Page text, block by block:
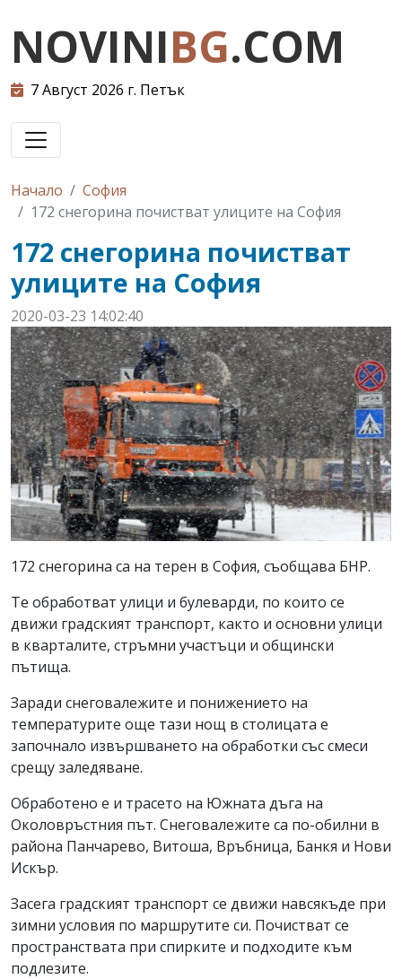
NOVINIBG.COM
7 Август 2026 г. Петък
Начало
София
172 снегорина почистват улиците на София
172 снегорина почистват
улиците на София
2020-03-23 14:02:40
172 снегорина са на терен в София, съобщава БНР.
Те обработват улици и булеварди, по които се
движи градският транспорт, както и основни улици
в кварталите, стръмни участъци и общински
пътища.
Заради снеговалежите и понижението на
температурите още тази нощ в столицата е
започнало извършването на обработки със смеси
срещу заледяване.
Обработено е и трасето на Южната дъга на
Околовръстния път. Снеговалежите са по-обилни в
района Панчарево, Витоша, Връбница, Банкя и Нови
Искър.
Засега градският транспорт се движи навсякъде при
зимни условия по маршрутите си. Почистват се
пространствата при спирките и подходите към
подлезите.